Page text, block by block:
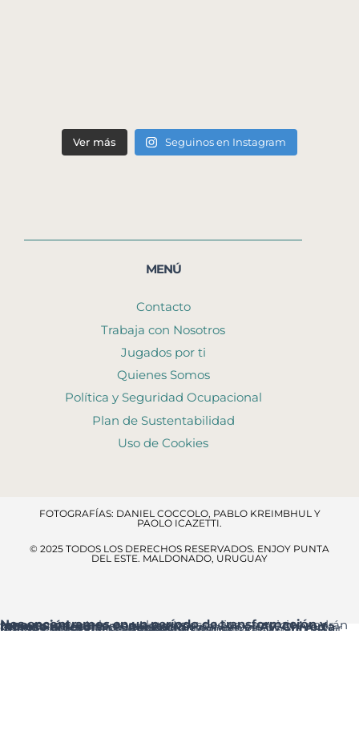
Ver más Seguinos en Instagram
MENÚ
Contacto
Trabaja con Nosotros
Jugados por ti
Quienes Somos
Política y Seguridad Ocupacional
Plan de Sustentabilidad
Uso de Cookies
FOTOGRAFÍAS: DANIEL COCCOLO, PABLO KREIMBHUL Y
PAOLO ICAZETTI.
© 2025 TODOS LOS DERECHOS RESERVADOS​. ENJOY PUNTA
DEL ESTE. MALDONADO, URUGUAY
Nos encontramos en un período de transformación y renovación
, por lo que algunos espacios y servicios podrán verse temporalmente ajustados.
Ingreso al resort:el acceso principal es porAv. Chiverta
, donde encontrarás laRecepciónal ingresar.
Agradecemos tu comprensión y te pedimos disculpas por las molestias que estas mejoras puedan ocasionar.